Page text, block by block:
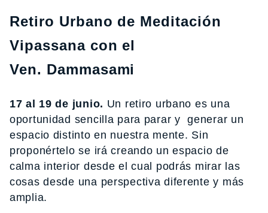
Retiro Urbano de Meditación
Vipassana con el
Ven. Dammasami
17 al 19 de junio. Un retiro urbano es una
oportunidad sencilla para parar y generar un
espacio distinto en nuestra mente. Sin
proponértelo se irá creando un espacio de
calma interior desde el cual podrás mirar las
cosas desde una perspectiva diferente y más
amplia.